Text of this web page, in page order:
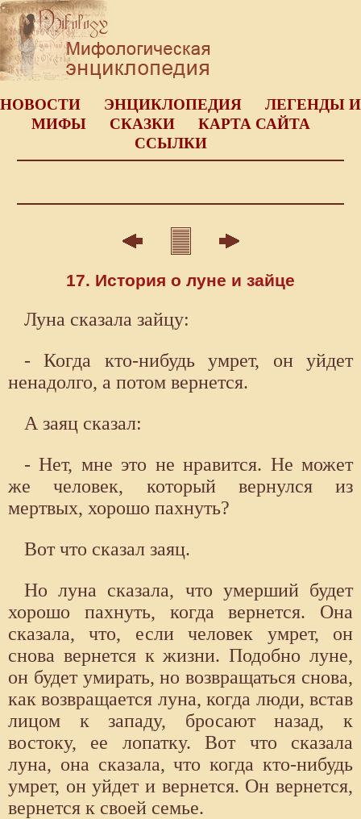
НОВОСТИ ЭНЦИКЛОПЕДИЯ
ЛЕГЕНДЫ И
МИФЫ
СКАЗКИ
КАРТА САЙТА
ССЫЛКИ
17. История о луне и зайце
Луна сказала зайцу:
- Когда кто-нибудь умрет, он уйдет
ненадолго, а потом вернется.
А заяц сказал:
- Нет, мне это не нравится. Не может
же человек, который вернулся из
мертвых, хорошо пахнуть?
Вот что сказал заяц.
Но луна сказала, что умерший будет
хорошо пахнуть, когда вернется. Она
сказала, что, если человек умрет, он
снова вернется к жизни. Подобно луне,
он будет умирать, но возвращаться снова,
как возвращается луна, когда люди, встав
лицом к западу, бросают назад, к
востоку, ее лопатку. Вот что сказала
луна, она сказала, что когда кто-нибудь
умрет, он уйдет и вернется. Он вернется,
вернется к своей семье.